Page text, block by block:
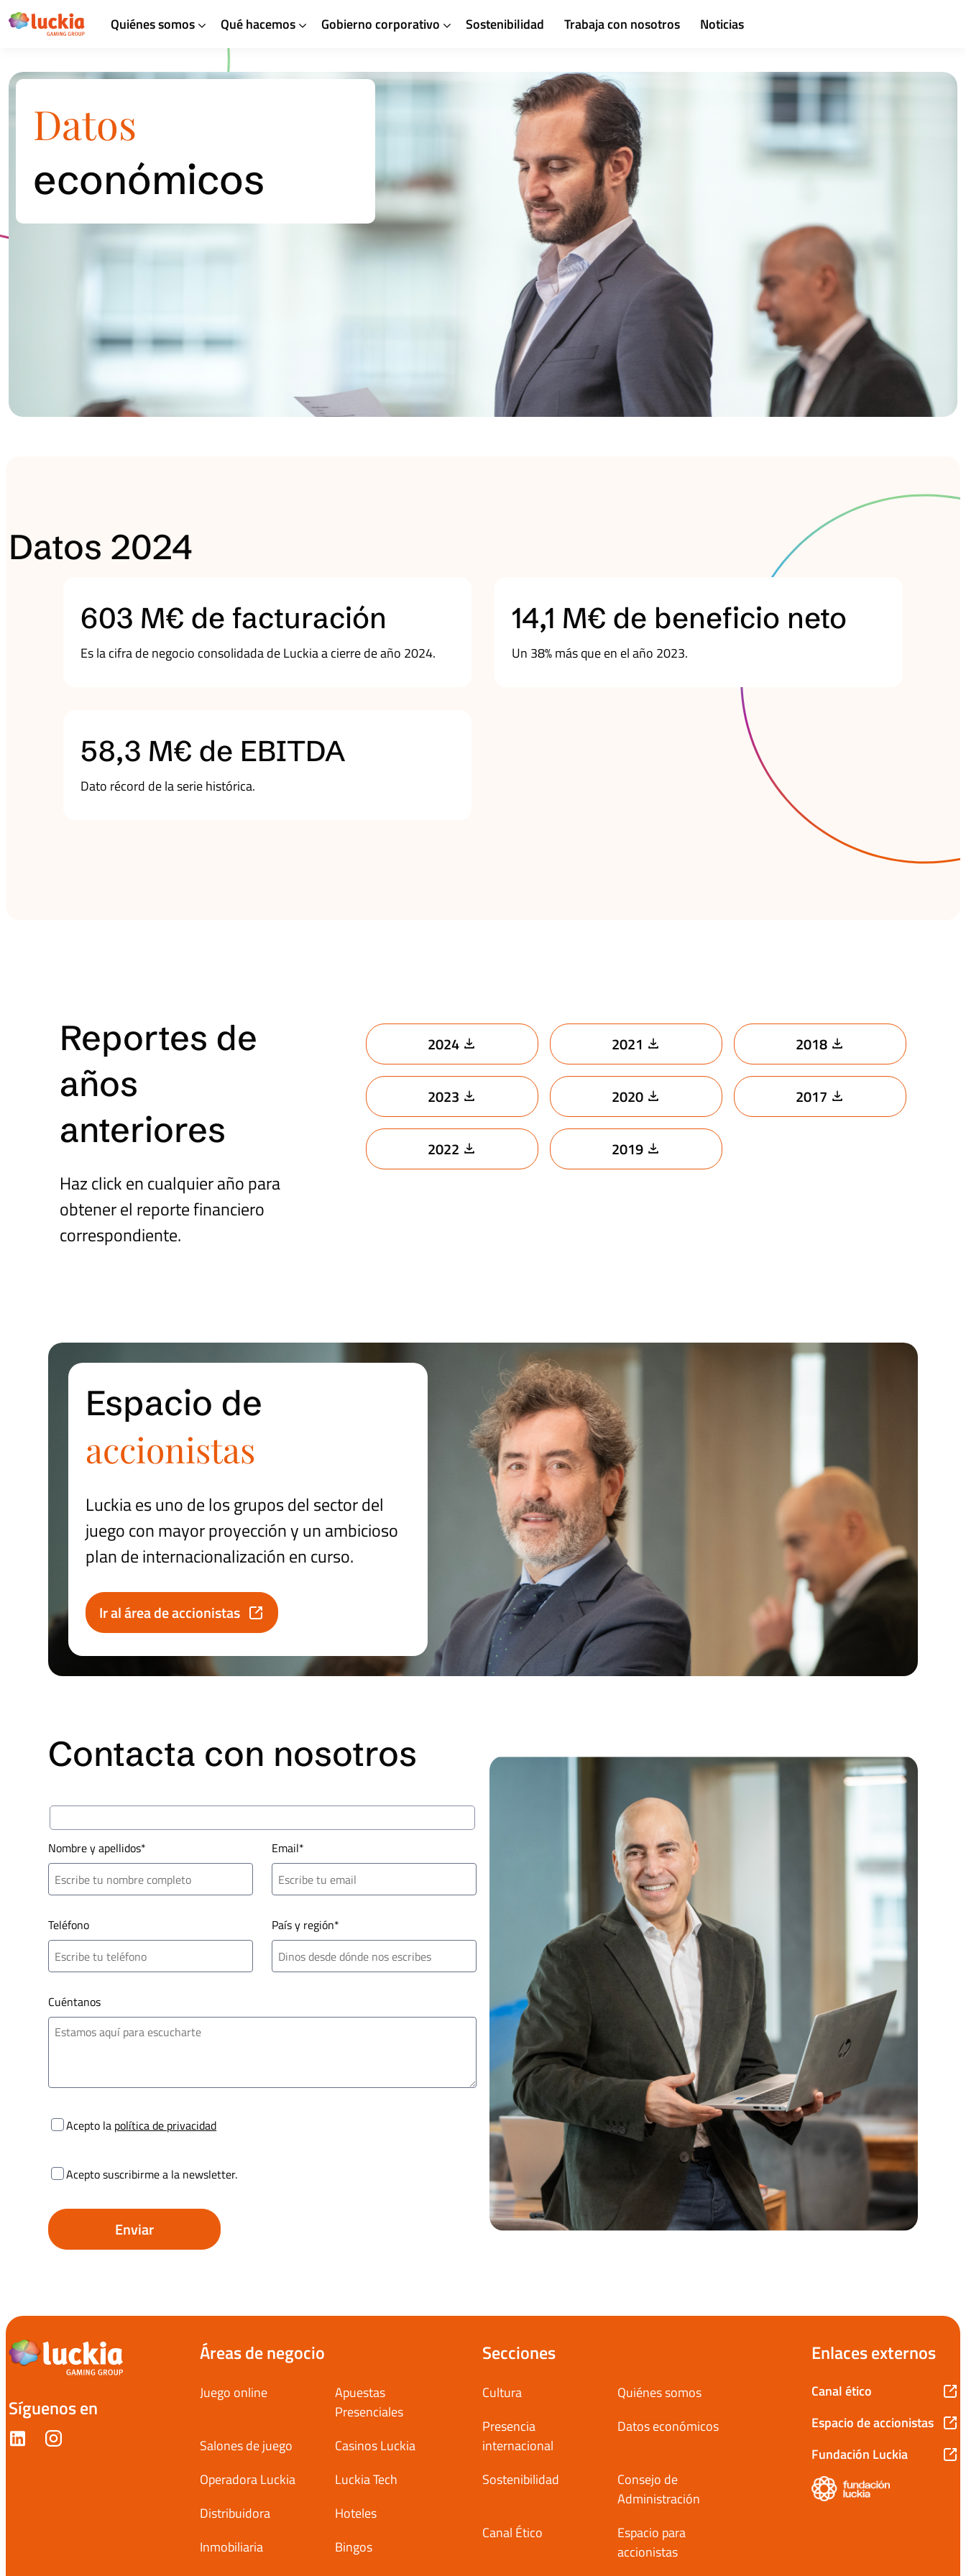
Quiénes somos Qué hacemos Gobierno corporativo Sostenibilidad Trabaja con nosotros Noticias
Datos
económicos
Datos 2024
603 M€ de facturación
Es la cifra de negocio consolidada de Luckia a cierre de año 2024.
58,3 M€ de EBITDA
Dato récord de la serie histórica.
14,1 M€ de beneficio neto
Un 38% más que en el año 2023.
Reportes de
años
anteriores
Haz click en cualquier año para
obtener el reporte financiero
correspondiente.
2024
2023
2022
2021
2020
2019
2018
2017
Espacio de
accionistas
Luckia es uno de los grupos del sector del
juego con mayor proyección y un ambicioso
plan de internacionalización en curso.
Ir al área de accionistas
Contacta con nosotros
Nombre y apellidos* Email*
Teléfono País y región*
Cuéntanos
Acepto la política de privacidad
Acepto suscribirme a la newsletter.
Síguenos en
Áreas de negocio
Juego online
Apuestas
Presenciales
Salones de juego
Casinos Luckia
Operadora Luckia
Luckia Tech
Distribuidora
Hoteles
Inmobiliaria
Bingos
Secciones
Cultura
Quiénes somos
Presencia
internacional
Datos económicos
Sostenibilidad
Consejo de
Administración
Canal Ético
Espacio para
accionistas
Enlaces externos
Canal ético
Espacio de accionistas
Fundación Luckia